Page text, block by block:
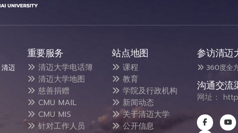
迈
重要服务
清迈大学电话簿
清迈大学地图
慈善捐赠
CMU MAIL
CMU MIS
针对工作人员
站点地图
课程
教育
学院及行政机构
新闻动态
关于清迈大学
公开信息
参访清迈
360度全
沟通交流
网址：